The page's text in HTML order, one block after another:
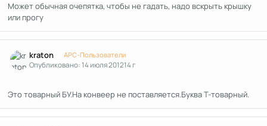
Может обычная очепятка, чтобы не гадать, надо вскрыть крышку
или прогу
kraton APC-Пользователи
Опубликовано:14 июля 201214 г
Это товарный БУ.На конвеер не поставляется.Буква Т-товарный.